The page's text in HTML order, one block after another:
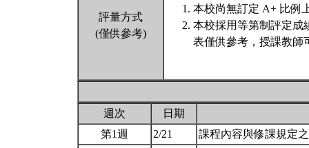
評量方式
(僅供參考)
本校尚無訂定 A+ 比例
本校採用等第制評定成
表僅供參考，授課教師
週次
日期
第1週
2/21 課程內容與修課規定